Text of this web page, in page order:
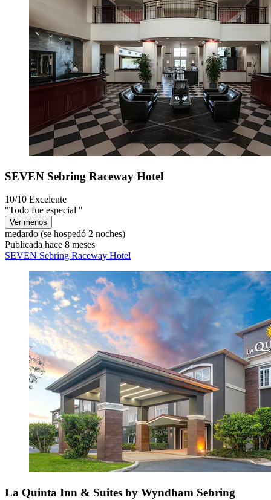
SEVEN Sebring Raceway Hotel
10/10 Excelente
"Todo fue especial "
Ver menos
medardo (se hospedó 2 noches)
Publicada hace 8 meses
SEVEN Sebring Raceway Hotel
La Quinta Inn & Suites by Wyndham Sebring